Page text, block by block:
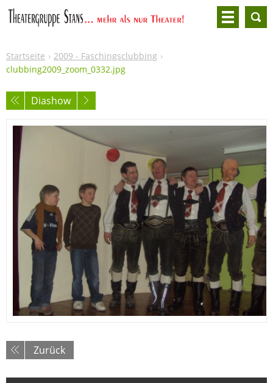
Startseite
2009 - Faschingsclubbing
clubbing2009_zoom_0332.jpg
Diashow
Zurück